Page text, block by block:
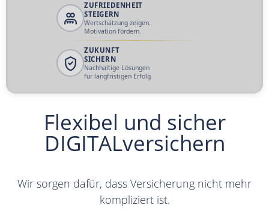
ZUFRIEDENHEIT
STEIGERN
Wertschätzung zeigen.
Motivation fördern.
ZUKUNFT
SICHERN
Nachhaltige Lösungen
für langfristigen Erfolg
Flexibel und sicher
DIGITALversichern
Wir sorgen dafür, dass Versicherung nicht mehr
kompliziert ist.